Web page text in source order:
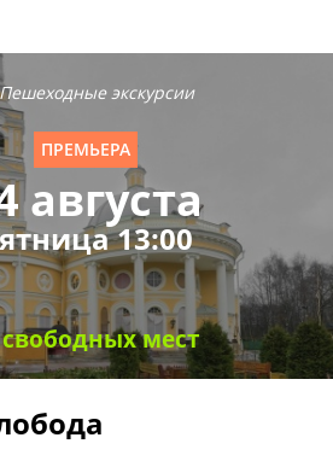
Пешеходные экскурсии
ПРЕМЬЕРА
августа
13:00
мест